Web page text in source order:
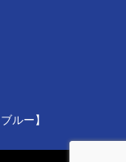
ルー】